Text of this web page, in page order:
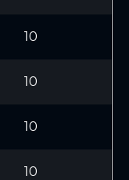
10
10
10
10